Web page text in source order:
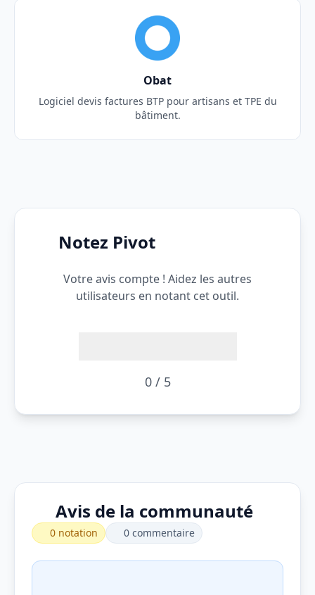
Obat
Logiciel devis factures BTP pour artisans et TPE du
bâtiment.
Notez Pivot
Votre avis compte ! Aidez les autres
utilisateurs en notant cet outil.
0 / 5
Avis de la communauté
0 notation 0 commentaire